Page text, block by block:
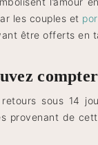
les couples et
être offerts en
compter
sous 14
provenant de